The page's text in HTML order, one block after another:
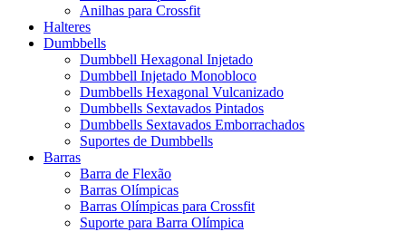
Anilhas para Crossfit
Halteres
Dumbbells
Dumbbell Hexagonal Injetado
Dumbbell Injetado Monobloco
Dumbbells Hexagonal Vulcanizado
Dumbbells Sextavados Pintados
Dumbbells Sextavados Emborrachados
Suportes de Dumbbells
Barras
Barra de Flexão
Barras Olímpicas
Barras Olímpicas para Crossfit
Suporte para Barra Olímpica